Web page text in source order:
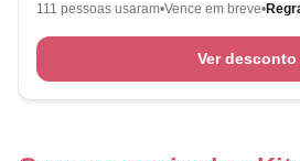
111 pessoas usaram Vence em breve
Ver desconto